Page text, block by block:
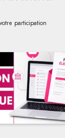
participation